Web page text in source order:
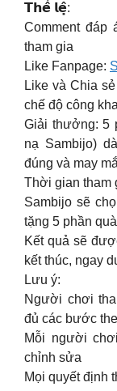
𝗧𝗵𝗲̂̉ 𝗹𝗲̣̂:
Comment đáp
tham gia
Like Fanpage:
Like và Chia
chế độ công
Giải thưởng: 5
nạ Sambijo)
đúng và may
Thời gian tham
Sambijo sẽ
tặng 5 phần
Kết quả sẽ
kết thúc, ngay
Lưu ý:
Người chơi
đủ các bước
Mỗi người
chỉnh sửa
Mọi quyết định